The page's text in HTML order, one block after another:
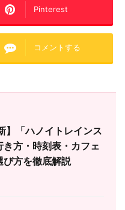
Pinterest
コメントする
】「ハノイトレインス
き方・時刻表・カフェ
び方を徹底解説